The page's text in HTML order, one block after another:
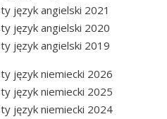
język angielski 2021
język angielski 2020
język angielski 2019
język niemiecki 2026
język niemiecki 2025
język niemiecki 2024